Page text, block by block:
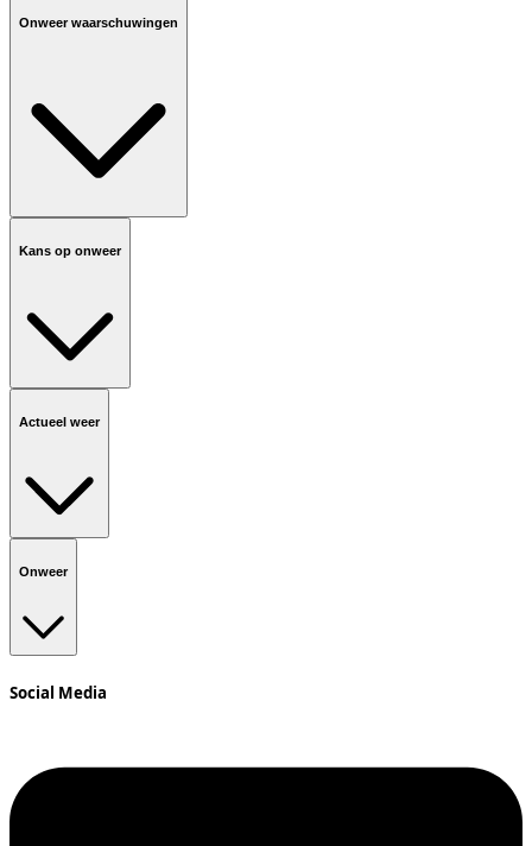
Onweer waarschuwingen
Kans op onweer
Actueel weer
Onweer
Social Media